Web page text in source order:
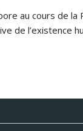
au cours de
l’existence